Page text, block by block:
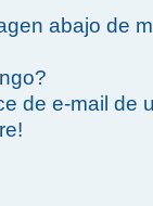
abajo de
de e-mail de